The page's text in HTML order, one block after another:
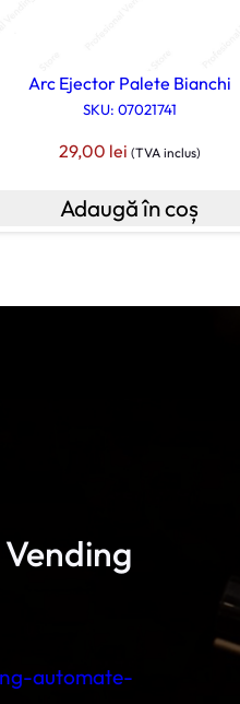
Arc Ejector Palete Bianchi
SKU: 07021741
29,00 lei (TVA inclus)
Adaugă în coș
automate-